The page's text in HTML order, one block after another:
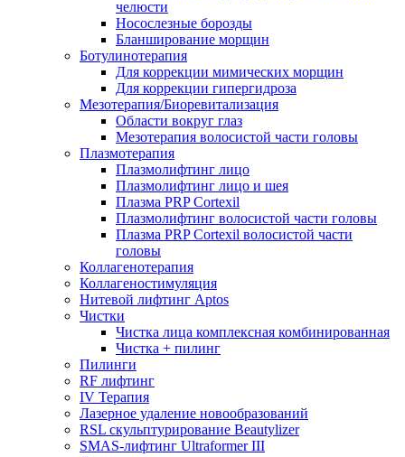
челюсти
Носослезные борозды
Бланширование морщин
Ботулинотерапия
Для коррекции мимических морщин
Для коррекции гипергидроза
Мезотерапия/Биоревитализация
Области вокруг глаз
Мезотерапия волосистой части головы
Плазмотерапия
Плазмолифтинг лицо
Плазмолифтинг лицо и шея
Плазма PRP Cortexil
Плазмолифтинг волосистой части головы
Плазма PRP Cortexil волосистой части
головы
Коллагенотерапия
Коллагеностимуляция
Нитевой лифтинг Aptos
Чистки
Чистка лица комплексная комбинированная
Чистка + пилинг
Пилинги
RF лифтинг
IV Терапия
Лазерное удаление новообразований
RSL скульптурирование Beautylizer
SMAS-лифтинг Ultraformer III